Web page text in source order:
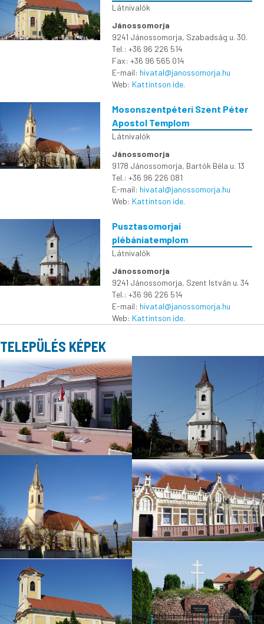
Látnivalók
Jánossomorja
9241 Jánossomorja, Szabadság u. 30.
Tel.: +36 96 226 514
Fax: +36 96 565 014
E-mail: hivatal@janossomorja.hu
Web: Kattintson ide.
Mosonszentpéteri Szent Péter
Apostol Templom
Látnivalók
Jánossomorja
9178 Jánossomorja, Bartók Béla u. 13
Tel.: +36 96 226 081
E-mail: hivatal@janossomorja.hu
Web: Kattintson ide.
Pusztasomorjai
plébániatemplom
Látnivalók
Jánossomorja
9241 Jánossomorja, Szent István u. 34
Tel.: +36 96 226 514
E-mail: hivatal@janossomorja.hu
Web: Kattintson ide.
TELEPÜLÉS KÉPEK